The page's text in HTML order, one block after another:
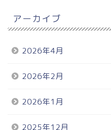
アーカイブ
2026年4月
2026年2月
2026年1月
2025年12月